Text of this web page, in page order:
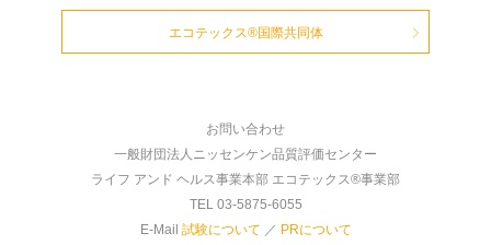
エコテックス®国際共同体
お問い合わせ
一般財団法人ニッセンケン品質評価センター
ライフ アンド ヘルス事業本部 エコテックス®事業部
TEL 03-5875-6055
E-Mail 試験について ／ PRについて